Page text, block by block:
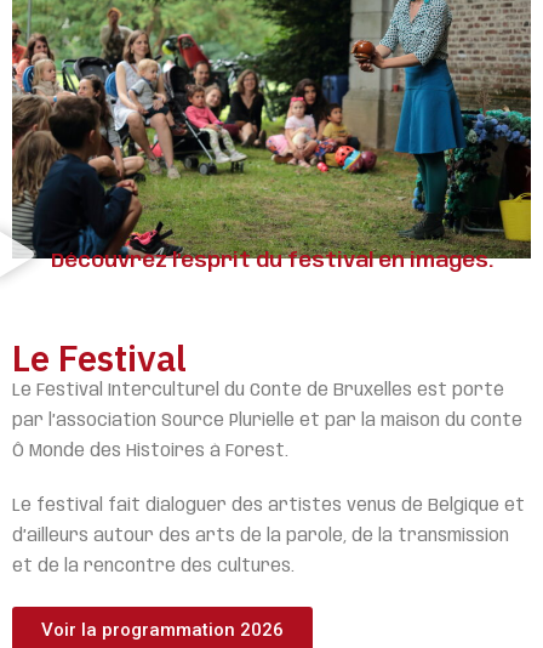
Découvrez l’esprit du festival en images.
Le Festival
Le Festival Interculturel du Conte de Bruxelles est porté
par l’association Source Plurielle et par la maison du conte
Ô Monde des Histoires à Forest.
Le festival fait dialoguer des artistes venus de Belgique et
d’ailleurs autour des arts de la parole, de la transmission
et de la rencontre des cultures.
Voir la programmation 2026